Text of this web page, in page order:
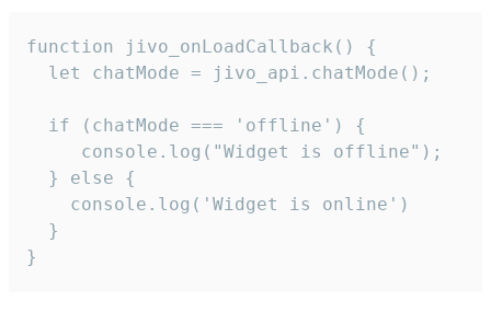
function jivo_onLoadCallback() {
  let chatMode = jivo_api.chatMode();
  if (chatMode === 'offline') {
     console.log("Widget is offline");
  } else {
    console.log('Widget is online')
  }
}